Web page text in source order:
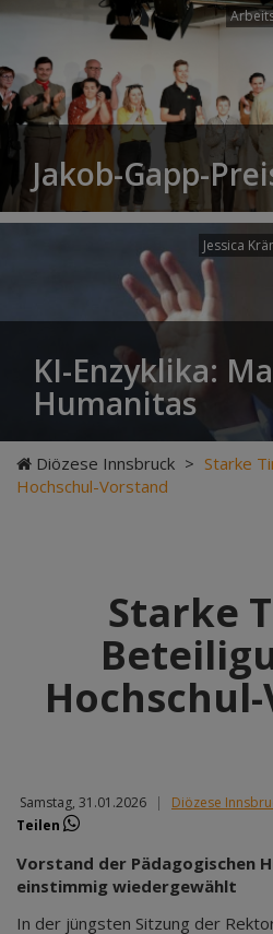
Jakob-Gapp-
Jessica
KI-Enzyklika:
Humanitas
Diözese Innsbruck > Starke
Hochschul-Vorstand
Starke
Samstag, 31.01.2026 | Diözese
Teilen
Vorstand der Pädagogischen
einstimmig wiedergewählt
In der jüngsten Sitzung der